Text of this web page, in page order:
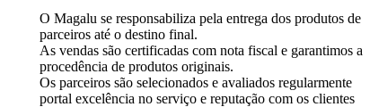
O Magalu se responsabiliza pela entrega dos produtos de
parceiros até o destino final.
As vendas são certificadas com nota fiscal e garantimos a
procedência de produtos originais.
Os parceiros são selecionados e avaliados regularmente
portal excelência no serviço e reputação com os clientes